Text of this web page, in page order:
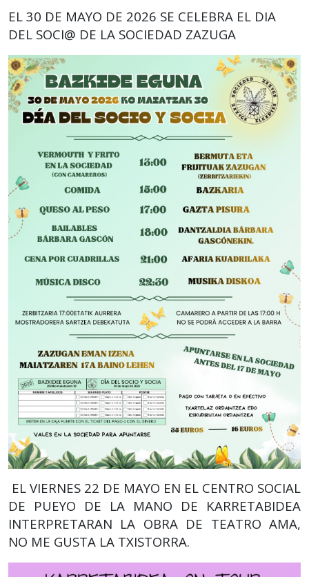
EL 30 DE MAYO DE 2026 SE CELEBRA EL DIA
DEL SOCI@ DE LA SOCIEDAD ZAZUGA
EL VIERNES 22 DE MAYO EN EL CENTRO SOCIAL
DE PUEYO DE LA MANO DE KARRETABIDEA
INTERPRETARAN LA OBRA DE TEATRO AMA,
NO ME GUSTA LA TXISTORRA.